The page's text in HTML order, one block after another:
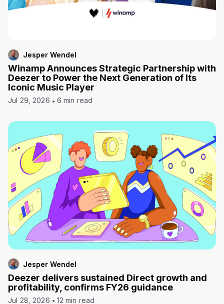
Jesper Wendel
Winamp Announces Strategic Partnership with
Deezer to Power the Next Generation of Its
Iconic Music Player
Jul 29, 2026 6 min read
Jesper Wendel
Deezer delivers sustained Direct growth and
profitability, confirms FY26 guidance
Jul 28, 2026 12 min read